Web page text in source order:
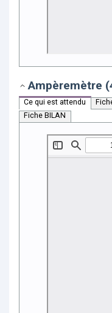
Ampèremètre
Ce qui est attendu
Fiche BILAN